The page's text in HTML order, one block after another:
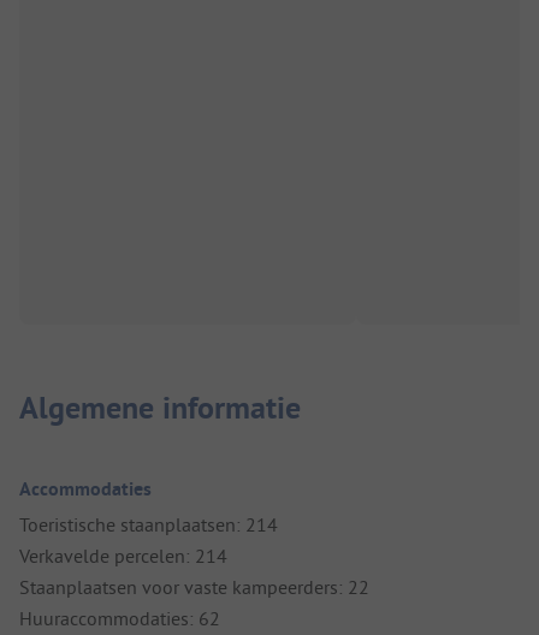
Algemene informatie
Accommodaties
Toeristische staanplaatsen: 214
Verkavelde percelen: 214
Staanplaatsen voor vaste kampeerders: 22
Huuraccommodaties: 62